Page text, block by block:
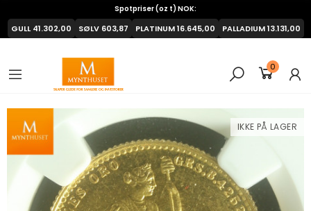
0
Spotpriser (oz t) NOK:
GULL41.302,00 SØLV 603,87 PLATINUM16.645,00 PALLADIUM13.131,00
IKKE PÅ LAGER